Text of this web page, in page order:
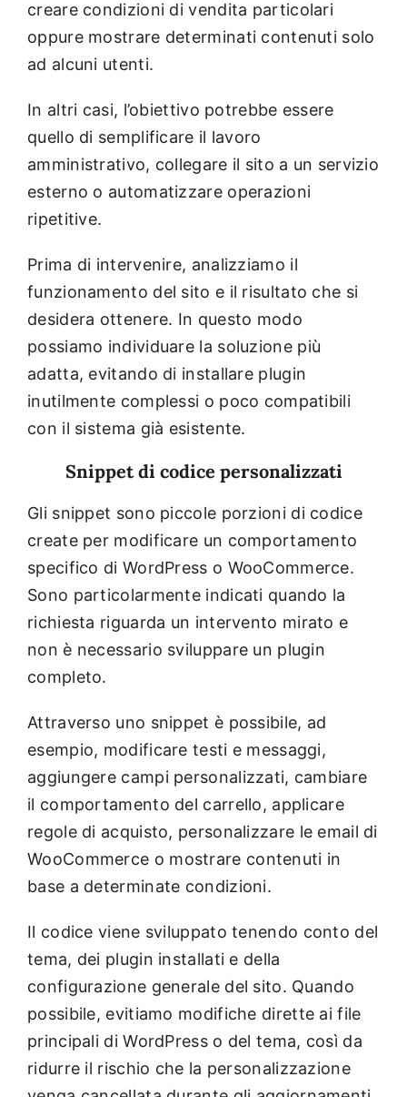
creare condizioni di vendita particolari
oppure mostrare determinati contenuti solo
ad alcuni utenti.
In altri casi, l’obiettivo potrebbe essere
quello di semplificare il lavoro
amministrativo, collegare il sito a un servizio
esterno o automatizzare operazioni
ripetitive.
Prima di intervenire, analizziamo il
funzionamento del sito e il risultato che si
desidera ottenere. In questo modo
possiamo individuare la soluzione più
adatta, evitando di installare plugin
inutilmente complessi o poco compatibili
con il sistema già esistente.
Snippet di codice personalizzati
Gli snippet sono piccole porzioni di codice
create per modificare un comportamento
specifico di WordPress o WooCommerce.
Sono particolarmente indicati quando la
richiesta riguarda un intervento mirato e
non è necessario sviluppare un plugin
completo.
Attraverso uno snippet è possibile, ad
esempio, modificare testi e messaggi,
aggiungere campi personalizzati, cambiare
il comportamento del carrello, applicare
regole di acquisto, personalizzare le email di
WooCommerce o mostrare contenuti in
base a determinate condizioni.
Il codice viene sviluppato tenendo conto del
tema, dei plugin installati e della
configurazione generale del sito. Quando
possibile, evitiamo modifiche dirette ai file
principali di WordPress o del tema, così da
ridurre il rischio che la personalizzazione